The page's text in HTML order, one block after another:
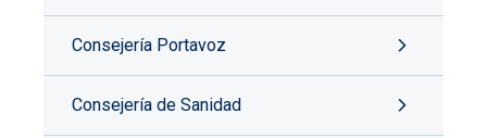
Consejería Portavoz
Consejería de Sanidad